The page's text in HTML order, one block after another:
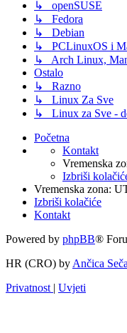
↳ openSUSE
↳ Fedora
↳ Debian
↳ PCLinuxOS i
↳ Arch Linux,
Ostalo
↳ Razno
↳ Linux Za Sve
↳ Linux za Sve -
Početna
Kontakt
Vremenska
Izbriši
Vremenska zona:
Izbriši kolačiće
Kontakt
Powered by phpBB®
HR (CRO) by Ančica
Privatnost | Uvjeti